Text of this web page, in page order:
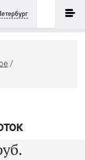
/
ПОЗВОНИТЬ